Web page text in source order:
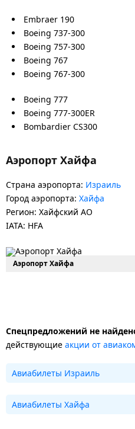
Embraer 190
Boeing 737-300
Boeing 757-300
Boeing 767
Boeing 767-300
Boeing 777
Boeing 777-300ER
Bombardier CS300
Аэропорт Хайфа
Страна аэропорта: Израиль
Город аэропорта: Хайфа
Регион: Хайфский АО
IATA: HFA
Аэропорт Хайфа
Спецпредложений не
действующие акции от
Авиабилеты Израиль
Авиабилеты Хайфа